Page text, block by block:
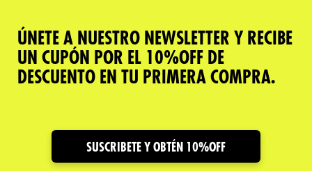
ÚNETE A NUESTRO NEWSLETTER Y RECIBE
UN CUPÓN POR EL 10%OFF DE
DESCUENTO EN TU PRIMERA COMPRA.
SUSCRIBETE Y OBTÉN 10%OFF